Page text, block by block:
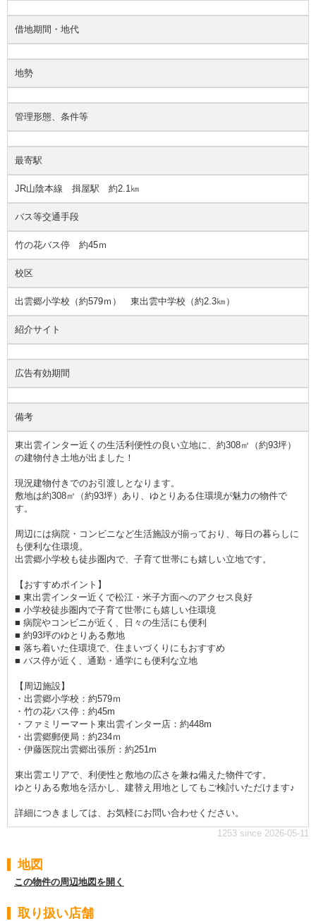
借地期間・地代
地勢
管理形態、条件等
最寄駅
JR山陰本線 揖屋駅 約2.1㎞
バス等交通手段
竹の花バス停 約45ｍ
校区
出雲郷小学校（約579ｍ） 東出雲中学校（約2.3㎞）
紹介サイト
広告有効期間
備考
東出雲インター近くの生活利便性の良い立地に、約308㎡（約93坪）
の建物付き土地が出ました！
現況建物付きでのお引渡しとなります。
敷地は約308㎡（約93坪）あり、ゆとりある住環境が魅力の物件で
す。
周辺には病院・コンビニなど生活施設が揃っており、毎日の暮らしに
も便利な住環境。
出雲郷小学校も徒歩圏内で、子育て世帯にも嬉しい立地です。
【おすすめポイント】
■ 東出雲インター近くで松江・米子方面へのアクセス良好
■ 小学校徒歩圏内で子育て世帯にも嬉しい住環境
■ 病院やコンビニが近く、日々の生活にも便利
■ 約93坪のゆとりある敷地
■ 落ち着いた住環境で、住まいづくりにもおすすめ
■ バス停が近く、通勤・通学にも便利な立地
【周辺施設】
・出雲郷小学校：約579ｍ
・竹の花バス停：約45m
・ファミリーマート東出雲インター店：約448m
・出雲郷郵便局：約234ｍ
・伊藤医院出雲郷出張所：約251m
東出雲エリアで、利便性と敷地の広さを兼ね備えた物件です。
ゆとりある敷地を活かし、建替え用地としてもご検討いただけます♪
詳細につきましては、お気軽にお問い合わせください。
1253 since 2026-05-11
地図
この物件の周辺地図を開く
取り扱い店舗